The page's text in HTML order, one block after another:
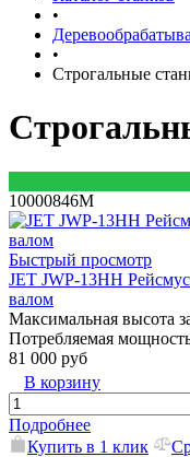
•
•
Строгальные
10000846M
Быстрый просмотр
JET JWP-13HH
валом
Максимальная высота
Потребляемая
81 000 руб
В корзину
Подробнее
Купить в 1 клик